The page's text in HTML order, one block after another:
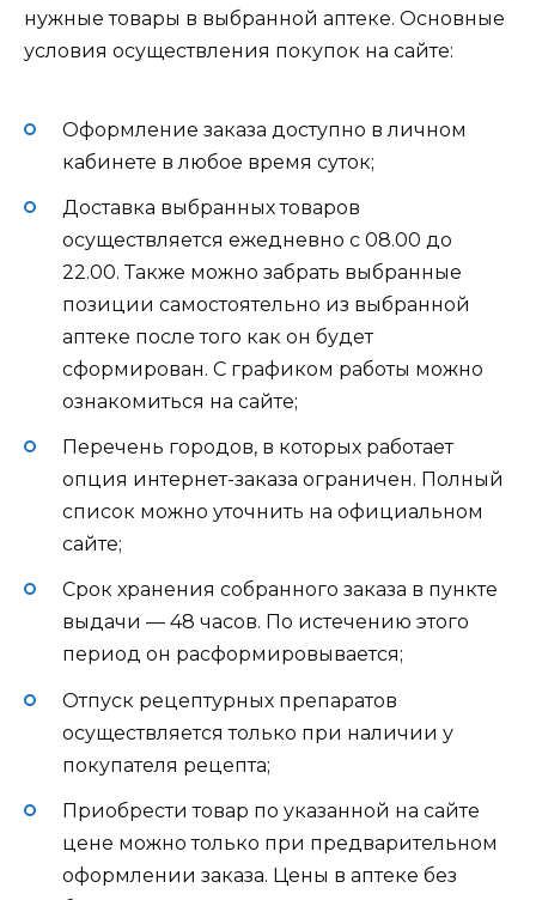
нужные товары в выбранной аптеке. Основные
условия осуществления покупок на сайте:
Оформление заказа доступно в личном
кабинете в любое время суток;
Доставка выбранных товаров
осуществляется ежедневно с 08.00 до
22.00. Также можно забрать выбранные
позиции самостоятельно из выбранной
аптеке после того как он будет
сформирован. С графиком работы можно
ознакомиться на сайте;
Перечень городов, в которых работает
опция интернет-заказа ограничен. Полный
список можно уточнить на официальном
сайте;
Срок хранения собранного заказа в пункте
выдачи — 48 часов. По истечению этого
период он расформировывается;
Отпуск рецептурных препаратов
осуществляется только при наличии у
покупателя рецепта;
Приобрести товар по указанной на сайте
цене можно только при предварительном
оформлении заказа. Цены в аптеке без